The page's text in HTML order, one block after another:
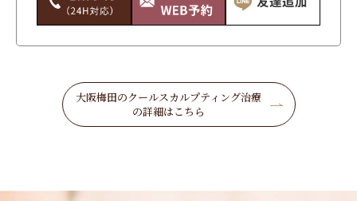
毛穴・いちご鼻
痩身
目もと
美白
大阪梅田のクールスカルプティング治療
の詳細はこちら